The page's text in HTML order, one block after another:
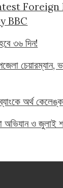
Foreign
BBC
৩৬ দিন!
চেয়ারম্যান,
অর্থ
অভিযান ও জুলাই